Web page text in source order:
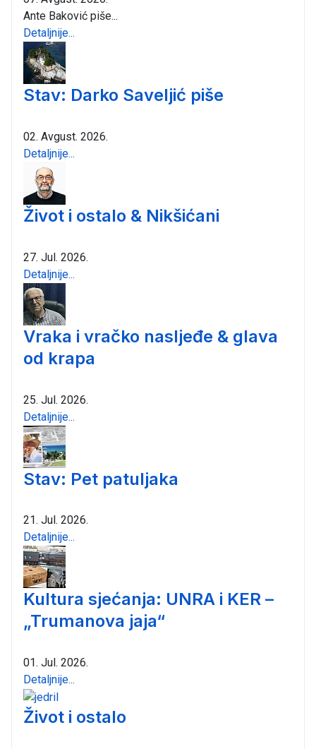
Ante Baković piše...
Detaljnije...
Stav: Darko Saveljić piše
02. Avgust. 2026.
Detaljnije...
Život i ostalo & Nikšićani
27. Jul. 2026.
Detaljnije...
Vraka i vračko nasljeđe & glava
od krapa
25. Jul. 2026.
Detaljnije...
Stav: Pet patuljaka
21. Jul. 2026.
Detaljnije...
Kultura sjećanja: UNRA i KER –
„Trumanova jaja“
01. Jul. 2026.
Detaljnije...
Život i ostalo